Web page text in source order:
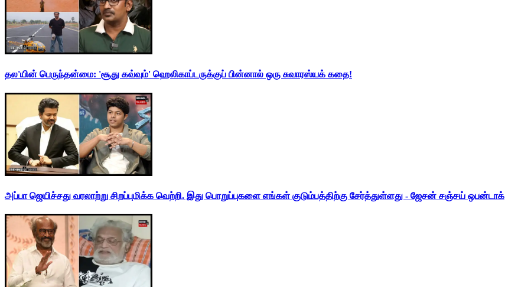
தல'யின் பெருந்தன்மை: 'சூது கவ்வும்' ஹெலிகாப்டருக்குப் பின்னால் ஒரு சுவாரஸ்யக் கதை!
அப்பா ஜெயிச்சது வரலாற்று சிறப்புமிக்க வெற்றி. இது பொறுப்புகளை எங்கள் குடும்பத்திற்கு சேர்த்துள்ளது - ஜேசன் சஞ்சய் ஒபன்டாக்